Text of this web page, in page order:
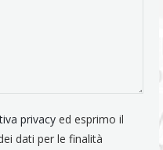
privacy ed esprimo il
dati per le finalità